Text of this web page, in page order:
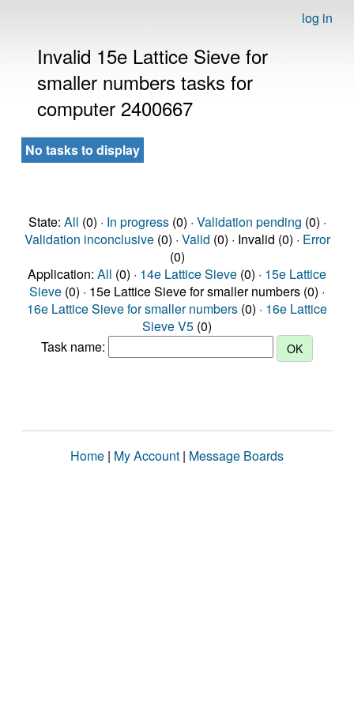
log in
Invalid 15e Lattice Sieve for
smaller numbers tasks for
computer 2400667
No tasks to display
State: All (0) · In progress(0) · Validation pending (0) ·
Validation inconclusive(0) · Valid (0) · Invalid (0) · Error
(0)
Application: All (0) · 14e Lattice Sieve (0) · 15e Lattice
Sieve (0) · 15e Lattice Sieve for smaller numbers (0) ·
16e Lattice Sieve for smaller numbers (0) · 16e Lattice
Sieve V5 (0)
Task name:
Home | My Account | Message Boards